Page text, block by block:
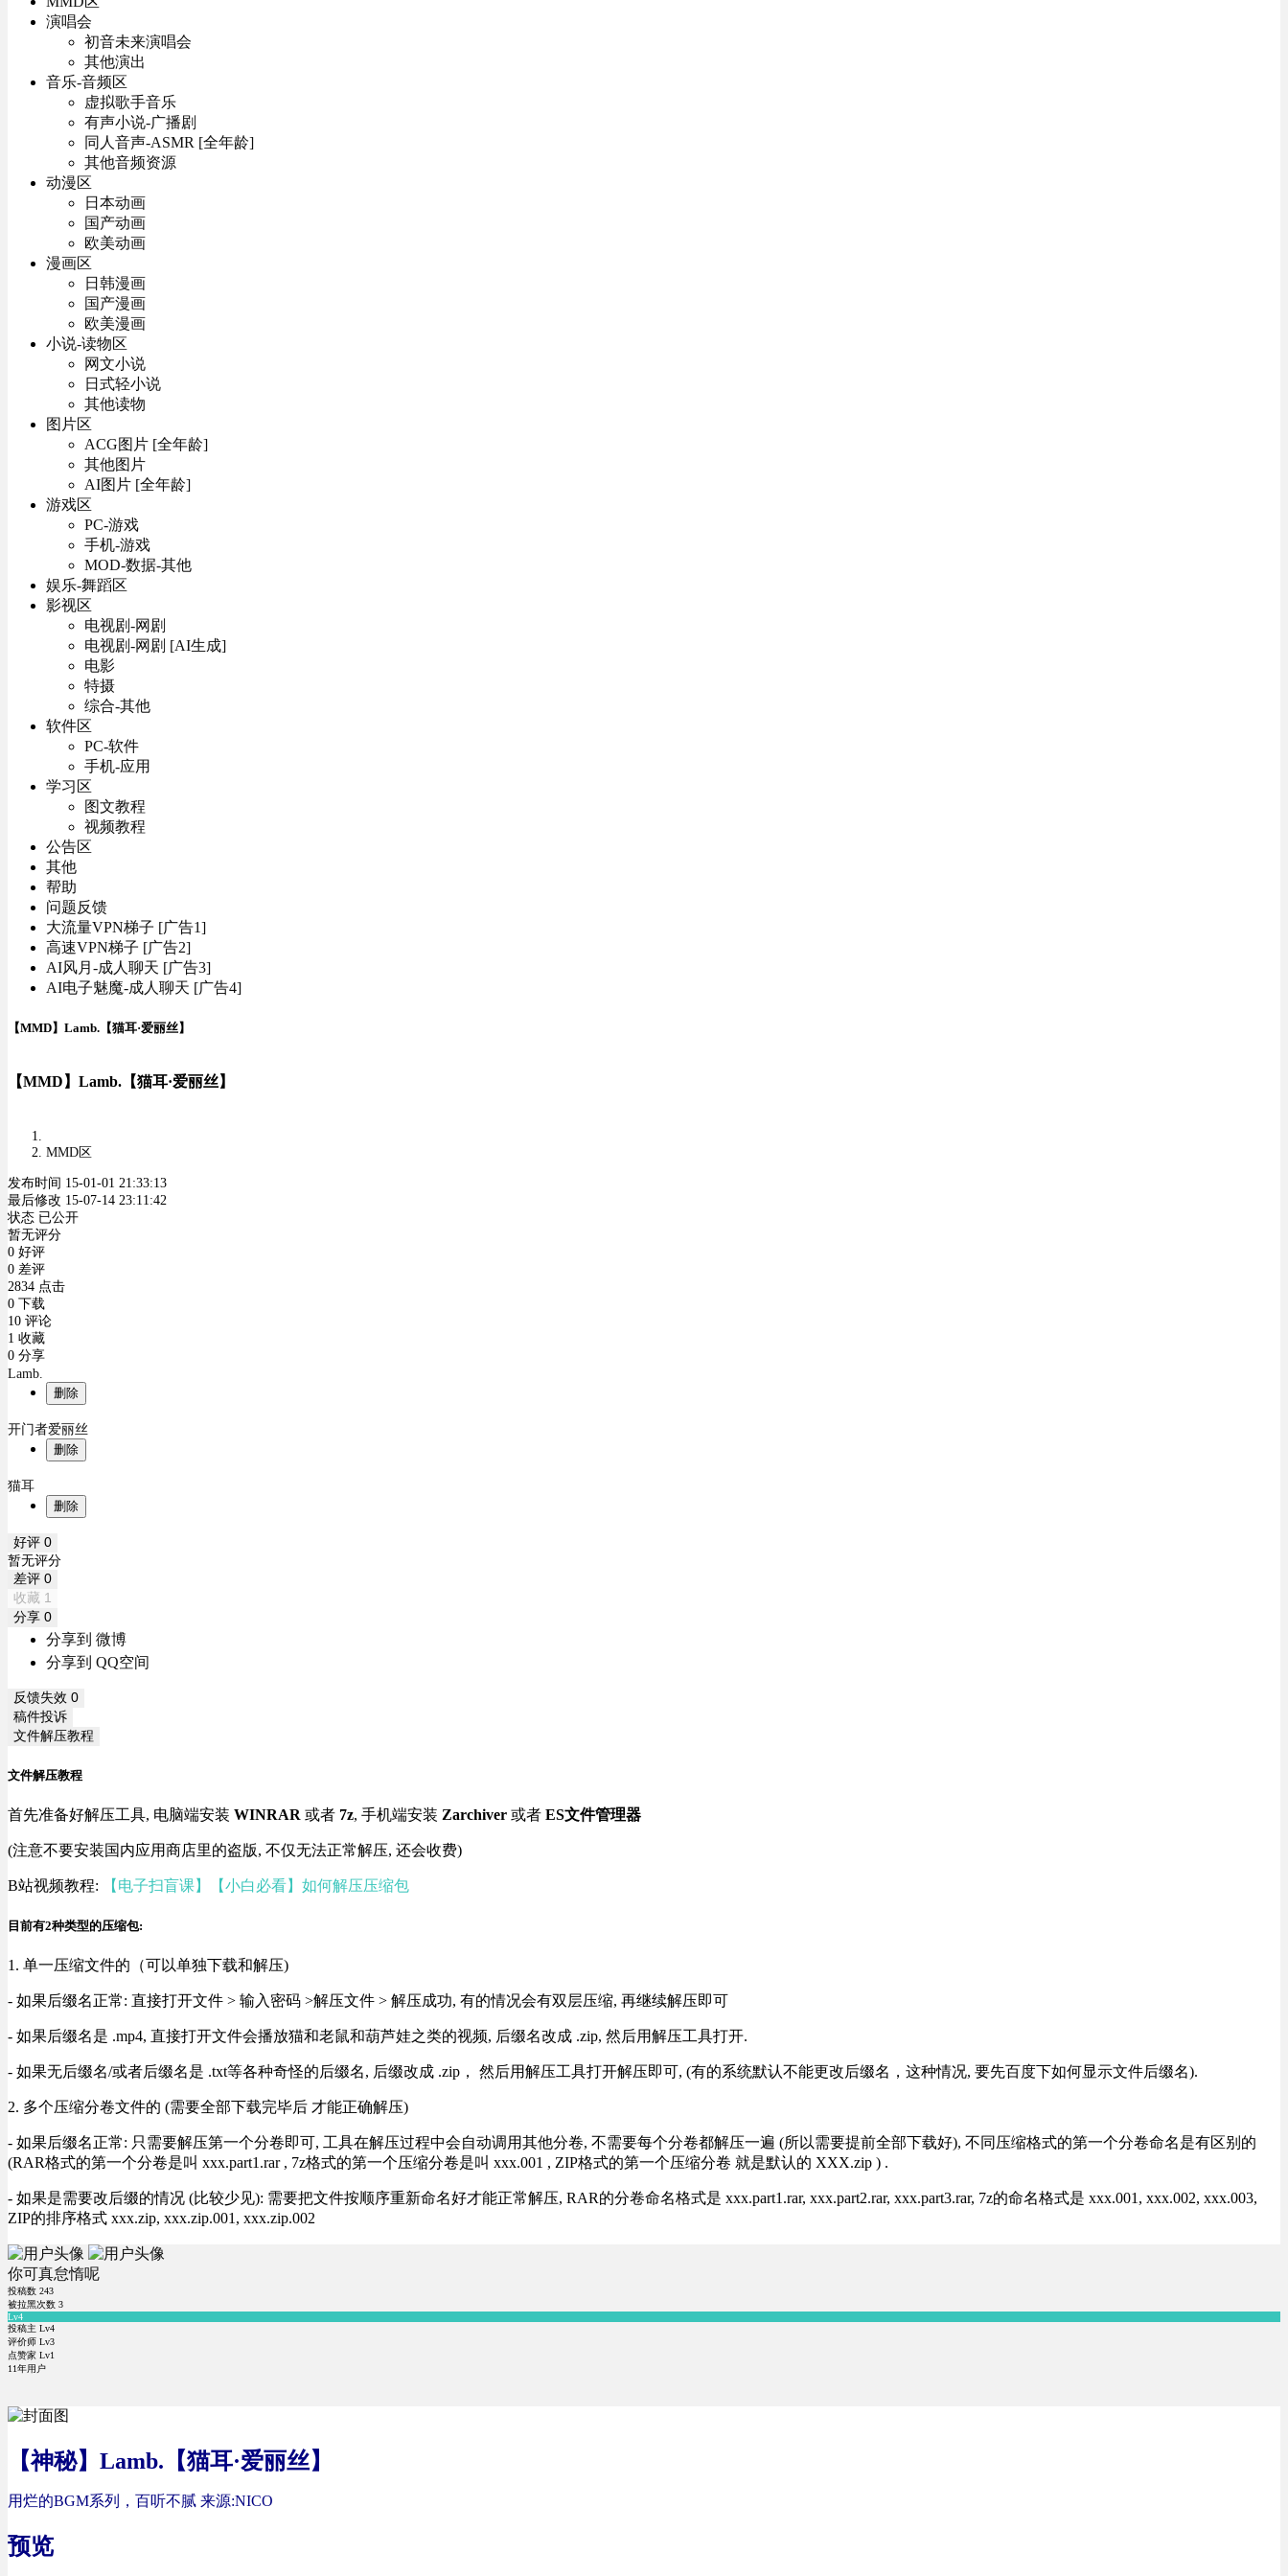
演唱会
初音未来演唱会
其他演出
音乐-音频区
虚拟歌手音乐
有声小说-广播剧
同人音声-ASMR [全年龄]
其他音频资源
动漫区
日本动画
国产动画
欧美动画
漫画区
日韩漫画
国产漫画
欧美漫画
小说-读物区
网文小说
日式轻小说
其他读物
图片区
ACG图片 [全年龄]
其他图片
AI图片 [全年龄]
游戏区
PC-游戏
手机-游戏
MOD-数据-其他
娱乐-舞蹈区
影视区
电视剧-网剧
电视剧-网剧 [AI生成]
电影
特摄
综合-其他
软件区
PC-软件
手机-应用
学习区
图文教程
视频教程
公告区
其他
帮助
问题反馈
大流量VPN梯子 [广告1]
高速VPN梯子 [广告2]
AI风月-成人聊天 [广告3]
AI电子魅魔-成人聊天 [广告4]
【MMD】Lamb.【猫耳·爱丽丝】
【MMD】Lamb.【猫耳·爱丽丝】
MMD区
发布时间 15-01-01 21:33:13
最后修改 15-07-14 23:11:42
状态 已公开
暂无评分
0 好评
0 差评
2834 点击
0 下载
10 评论
1 收藏
0 分享
Lamb.
删除
开门者爱丽丝
删除
猫耳
删除
好评 0
暂无评分
差评 0
收藏 1
分享 0
分享到 微博
分享到 QQ空间
反馈失效 0
稿件投诉
文件解压教程
文件解压教程
首先准备好解压工具, 电脑端安装 WINRAR 或者 7z, 手机端安装 Zarchiver 或者 ES文件管理器
(注意不要安装国内应用商店里的盗版, 不仅无法正常解压, 还会收费)
B站视频教程: 【电子扫盲课】【小白必看】如何解压压缩包
目前有2种类型的压缩包:
1. 单一压缩文件的（可以单独下载和解压)
- 如果后缀名正常: 直接打开文件 > 输入密码 >解压文件 > 解压成功, 有的情况会有双层压缩, 再继续解压即可
- 如果后缀名是 .mp4, 直接打开文件会播放猫和老鼠和葫芦娃之类的视频, 后缀名改成 .zip, 然后用解压工具打开.
- 如果无后缀名/或者后缀名是 .txt等各种奇怪的后缀名, 后缀改成 .zip， 然后用解压工具打开解压即可, (有的系统默认不能更改后缀名，这种情况, 要先百度下如何显示文件后缀名).
2. 多个压缩分卷文件的 (需要全部下载完毕后 才能正确解压)
- 如果后缀名正常: 只需要解压第一个分卷即可, 工具在解压过程中会自动调用其他分卷, 不需要每个分卷都解压一遍 (所以需要提前全部下载好), 不同压缩格式的第一个分卷命名是有区别的
(RAR格式的第一个分卷是叫 xxx.part1.rar , 7z格式的第一个压缩分卷是叫 xxx.001 , ZIP格式的第一个压缩分卷 就是默认的 XXX.zip ) .
- 如果是需要改后缀的情况 (比较少见): 需要把文件按顺序重新命名好才能正常解压, RAR的分卷命名格式是 xxx.part1.rar, xxx.part2.rar, xxx.part3.rar, 7z的命名格式是 xxx.001, xxx.002, xxx.003,
ZIP的排序格式 xxx.zip, xxx.zip.001, xxx.zip.002
你可真怠惰呢
投稿数 243
被拉黑次数 3
Lv4
投稿主 Lv4
评价师 Lv3
点赞家 Lv1
11年用户
【神秘】Lamb.【猫耳·爱丽丝】
用烂的BGM系列，百听不腻 来源:NICO
预览